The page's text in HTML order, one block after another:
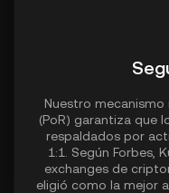
Nuestro mecanismo
(PoR) garantiza que
respaldados por
1:1. Según Forbes,
exchanges de
eligió como la mejor